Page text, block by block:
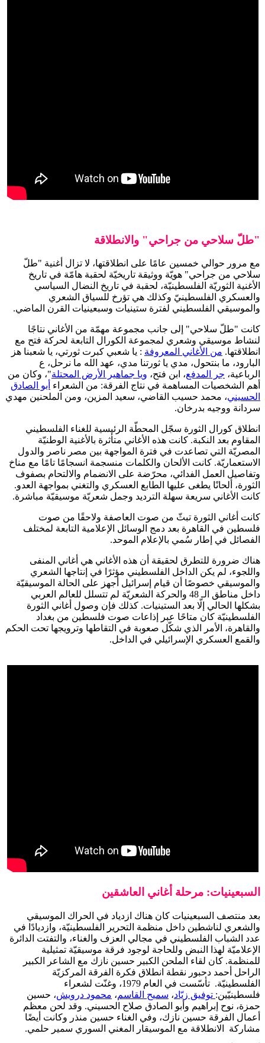
"طلّ سلاحي من جراحي" والانطلاقة
مع مرور حوالي خمسين عامًا على انطلاقتها، لا تزال أغنية "طلّ
سلاحي من جراحي" هويّة ووثيقة تاريخيّة لحقبة هامّة في تاريخ
الأغنية الثوريّة الفلسطينيّة، لحقبة في تاريخ النضال السياسي
والعسكري الفلسطينيّ وكذلك هي تؤرخ للسياق الشعري
والموسيقي الفلسطيني لفترة ستينيات وسبعينيات القرن الماضي.
كانت "طلّ سلاحي" إلى جانب مجموعة مهمّة من الأغاني نتاجًا
لنشاط موسيقي وشعري لمجموعة الكورال التابعة لحركة فتح مع
انطلاقتها. من الأغاني المعروفة : يا شعبي كبرت ثورتي، يا شعبنا هز
البارود، ما بنتحول، مدي يا ثورتنا مدي، عهد الله ما نرحل، ع
الرباعية، جر المدفع، ابن فتح، ويا جماهير الأرض المحتلة"، وكان من
أهم الشخصيات المساهمة في نتاج الفرقة: من الشعراء أبو الصادق
الحسيني، محمد حسيب القاضي، سعيد المزين، ومن الملحنين مهدي
سردانة ووجيه بدرخان.
انطلاق كورال الثورة سجّل المحطّة الرئيسية للغناء الفلسطيني
المقاوم بعد النكبة. كانت هذه الأغاني متأثرة بالأغنية الوطنيّة
المصريّة التي تصاعدت في فترة المواجهة بين مصر ناصر والدول
الاستعماريّة. كانت الألحان والكلمات منسجمة انسجامًا تامًا مع مناخ
وتفاصيل العمل الفدائي، محرّضة على الانضمام والالتحام بصفوف
الثورة، ألحانًا يطغى عليها الطابع العسكري والتغني بمواجهة العدو.
كانت الأغاني سريعة سهلة الترديد وجمل شعريّة موسيقيّة مباشرة.
كانت أغاني الثورة تبثّ من صوت العاصفة ولاحقًا من صوت
فلسطين في القاهرة بعد دمج الوسائل الإعلامية التابعة لمختلف
الفصائل في إطار سُمي بالإعلام الموحد.
هناك ضرورة للتطرق لحقيقة أن هذه الأغاني هي أغاني المنفى
واللجوء، لم يكن الداخل الفلسطيني مؤثرًا في إنتاجها الشعري
والموسيقي خصوصًا أن قيام إسرائيل أجهز على الحالة الموسيقيّة
داخل مناطق الـ 48 والحركة الشعريّة لم تتسلل للعالم العربي
بشكلها الحالي إلّا بعد الستينيات. كذلك فإن وصول أغاني الثورة
الفلسطينيّة كان متاحًا عبر إذاعات صوت فلسطين من بغداد
والقاهرة، الأمر الذي شكّل صعوبة في التقاطها وترويجها تحت الحكم
والقمع العسكري الإسرائيلي في الداخل.
السبعينيات: مرحلة أغاني العاشقين
بعد منتصف السبعينيات كان هناك ازدياد في الحراك الموسيقي
والشعري لناشطين داخل منظمة التحرير الفلسطينيّة، وازديادًا في
عدد الشباب الفلسطيني في مجالي العزف والغناء، والتفتت الدائرة
الإعلاميّة لهذا النبض وللحاجة لوجود فرقة موسيقيّة تمثيلية
للمنظمة. كان لقاء الملحن الكبير حسين نازك مع الشاعر الكبير
الراحل أحمد دحبور نقطة انطلاق فكرة الفرقة المركزيّة
الفلسطينيّة. تأسّست في العام 1979، وغنّت لشعراء
فلسطينيّين: توفيق زيّاد، سميح القاسم، محمود درويش، حسين
حمزة، نوح إبراهيم وأبو الصادق صلاح الحسيني. وقد لحن معظم
أعمال الفرقة حسين نازك، وفي الغناء حسين منذر وكانت أيضًا
مشاركة الانطلاقة مع الموسيقار المغني السوري سمير حلمي.